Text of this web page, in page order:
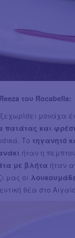
του Rocabella:
μονάχα
πατάτας και
Το τηγανητό
ήταν η
με βλήτα ήταν
μας οι
θέα στο